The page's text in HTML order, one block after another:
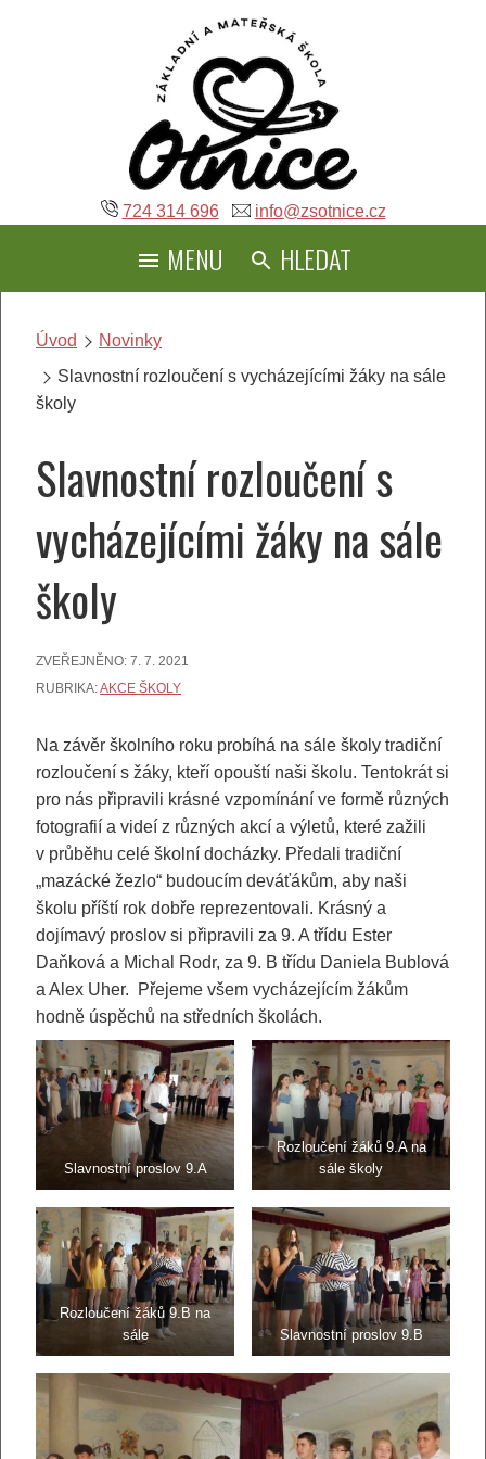
724 314 696 info@zsotnice.cz
MENU HLEDAT
Úvod
Novinky
Slavnostní rozloučení s vycházejícími žáky na sále
školy
Slavnostní rozloučení s
vycházejícími žáky na sále
školy
ZVEŘEJNĚNO: 7. 7. 2021
RUBRIKA:AKCE ŠKOLY
Na závěr školního roku probíhá na sále školy tradiční
rozloučení s žáky, kteří opouští naši školu. Tentokrát si
pro nás připravili krásné vzpomínání ve formě různých
fotografií a videí z různých akcí a výletů, které zažili
v průběhu celé školní docházky. Předali tradiční
„mazácké žezlo“ budoucím deváťákům, aby naši
školu příští rok dobře reprezentovali. Krásný a
dojímavý proslov si připravili za 9. A třídu Ester
Daňková a Michal Rodr, za 9. B třídu Daniela Bublová
a Alex Uher. Přejeme všem vycházejícím žákům
hodně úspěchů na středních školách.
Slavnostní proslov 9.A
Rozloučení žáků 9.A na
sále školy
Rozloučení žáků 9.B na
sále
Slavnostní proslov 9.B